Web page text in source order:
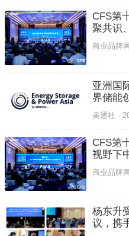
CFS第
聚共识
商业品牌
亚洲国
界储能
美通社 ·
CFS第
视野下
商业品牌
杨东升
议，携